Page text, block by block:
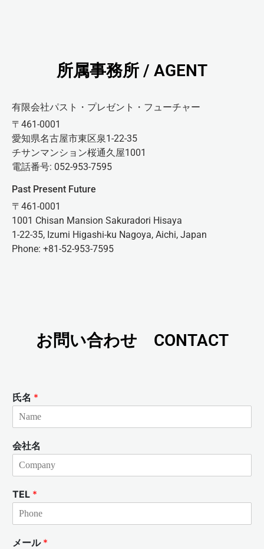
所属事務所 / AGENT
有限会社パスト・プレゼント・フューチャー
〒461-0001
愛知県名古屋市東区泉1-22-35
チサンマンション桜通久屋1001
電話番号: 052-953-7595
Past Present Future
〒461-0001
1001 Chisan Mansion Sakuradori Hisaya
1-22-35, Izumi Higashi-ku Nagoya, Aichi, Japan
Phone: +81-52-953-7595
お問い合わせ CONTACT
氏名 *
会社名
TEL *
メール *